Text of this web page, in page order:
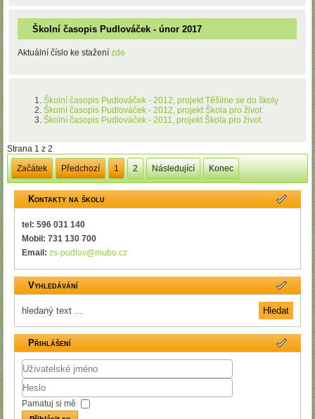
Školní časopis Pudlováček - únor 2017
Aktuální číslo ke staženízde
Školní časopis Pudlováček - 2012, projekt Těšíme se do školy
Školní časopis Pudlováček - 2012, projekt Škola pro život
Školní časopis Pudlováček - 2011, projekt Škola pro život
Strana 1 z 2
Začátek
Předchozí 1 2 Následující Konec
Kontakty na školu
tel: 596 031 140
Mobil: 731 130 700
Email:zs-pudlov@mubo.cz
Vyhledávání
Přihlášení
Uživatelské
jméno
Heslo
Pamatuj si mě